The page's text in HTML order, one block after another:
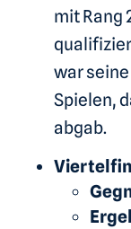
mit Rang
war
Spielen,
abgab.